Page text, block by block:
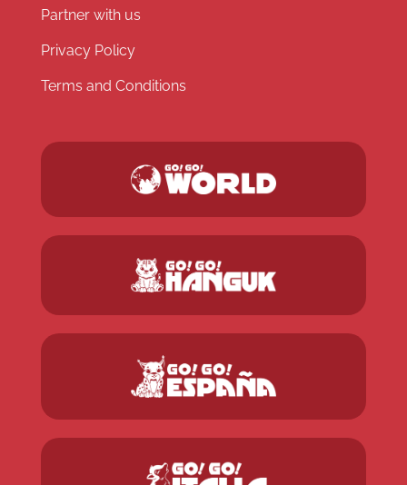
Partner with us
Privacy Policy
Terms and Conditions